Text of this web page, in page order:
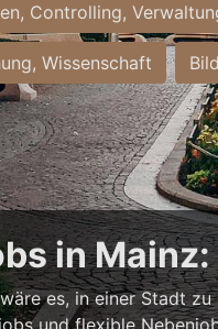
Controlling,
Wissenschaft
in
es, in einer Stadt